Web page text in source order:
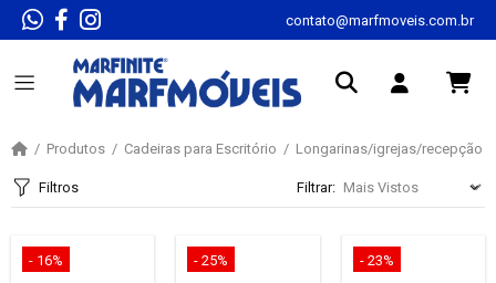
contato@marfmoveis.com.br
Produtos Cadeiras para Escritório Longarinas/igrejas/recepção
Filtros Filtrar:
- 16% - 25% - 23%